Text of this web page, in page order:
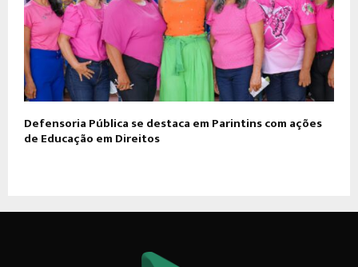
Defensoria Pública se destaca em Parintins com ações
de Educação em Direitos